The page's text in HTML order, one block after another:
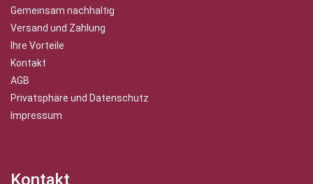
Gemeinsam nachhaltig
Versand und Zahlung
Ihre Vorteile
Kontakt
AGB
Privatsphäre und Datenschutz
Impressum
Kontakt